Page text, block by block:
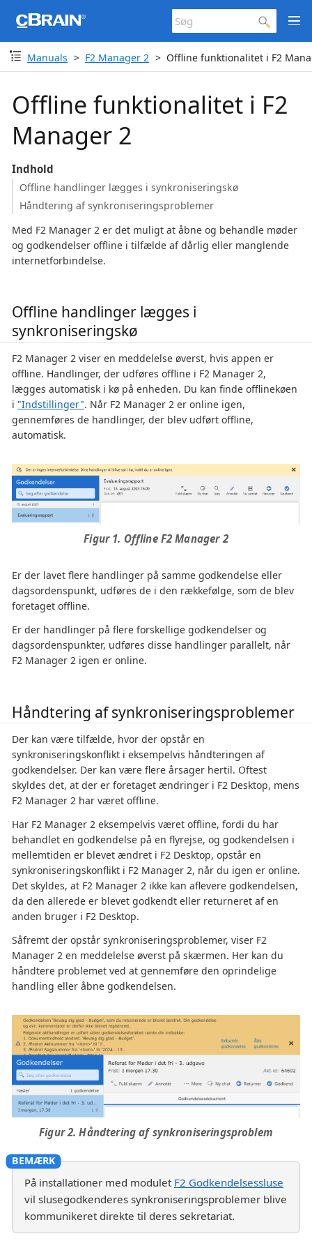
Manuals F2 Manager 2 Offline funktionalitet i F2
Offline funktionalitet i F2
Manager 2
Indhold
Offline handlinger lægges i synkroniseringskø
Håndtering af synkroniseringsproblemer
Med F2 Manager 2 er det muligt at åbne og behandle møder
og godkendelser offline i tilfælde af dårlig eller manglende
internetforbindelse.
Offline handlinger lægges i
synkroniseringskø
F2 Manager 2 viser en meddelelse øverst, hvis appen er
offline. Handlinger, der udføres offline i F2 Manager 2,
lægges automatisk i kø på enheden. Du kan finde offlinekøen
i "Indstillinger". Når F2 Manager 2 er online igen,
gennemføres de handlinger, der blev udført offline,
automatisk.
Figur 1. Offline F2 Manager 2
Er der lavet flere handlinger på samme godkendelse eller
dagsordenspunkt, udføres de i den rækkefølge, som de blev
foretaget offline.
Er der handlinger på flere forskellige godkendelser og
dagsordenspunkter, udføres disse handlinger parallelt, når
F2 Manager 2 igen er online.
Håndtering af synkroniseringsproblemer
Der kan være tilfælde, hvor der opstår en
synkroniseringskonflikt i eksempelvis håndteringen af
godkendelser. Der kan være flere årsager hertil. Oftest
skyldes det, at der er foretaget ændringer i F2 Desktop, mens
F2 Manager 2 har været offline.
Har F2 Manager 2 eksempelvis været offline, fordi du har
behandlet en godkendelse på en flyrejse, og godkendelsen i
mellemtiden er blevet ændret i F2 Desktop, opstår en
synkroniseringskonflikt i F2 Manager 2, når du igen er online.
Det skyldes, at F2 Manager 2 ikke kan aflevere godkendelsen,
da den allerede er blevet godkendt eller returneret af en
anden bruger i F2 Desktop.
Såfremt der opstår synkroniseringsproblemer, viser F2
Manager 2 en meddelelse øverst på skærmen. Her kan du
håndtere problemet ved at gennemføre den oprindelige
handling eller åbne godkendelsen.
Figur 2. Håndtering af synkroniseringsproblem
På installationer med modulet F2 Godkendelsessluse
vil slusegodkenderes synkroniseringsproblemer blive
kommunikeret direkte til deres sekretariat.